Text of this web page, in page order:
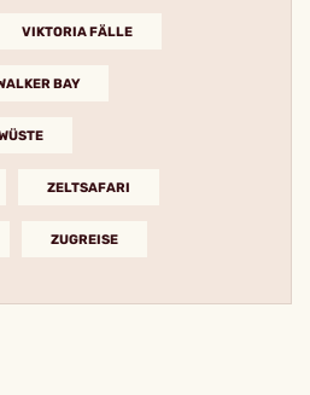
VIKTORIA FÄLLE
BAY
ZELTSAFARI
ZUGREISE